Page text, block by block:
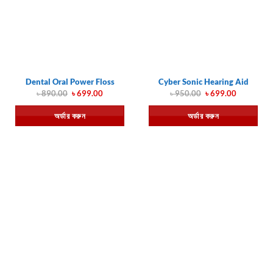
Dental Oral Power Floss
৳890.00 Original
was:
৳ 890.00.
৳699.00Current
is:
৳ 699.00.
অর্ডার করুন
Cyber Sonic Hearing Aid
৳950.00 Original
was:
৳ 950.00.
৳699.00Current
is:
৳ 699.00.
অর্ডার করুন